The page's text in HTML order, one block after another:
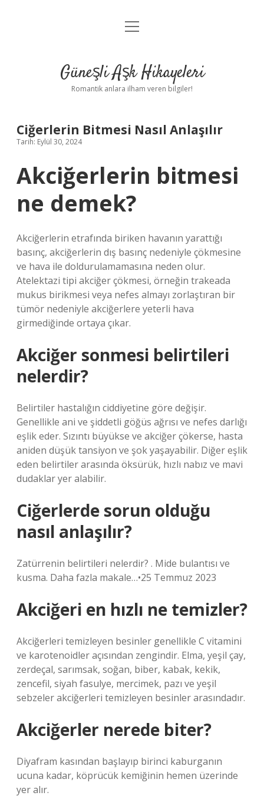
Anasayfa
Yasal Uyarı
menüyü
Güneşli Aşk Hikayeleri
Romantik anlara ilham veren bilgiler!
Ciğerlerin Bitmesi Nasıl Anlaşılır
Tarih: Eylül 30, 2024
Akciğerlerin bitmesi
ne demek?
Akciğerlerin etrafında biriken havanın yarattığı
basınç, akciğerlerin dış basınç nedeniyle çökmesine
ve hava ile doldurulamamasına neden olur.
Atelektazi tipi akciğer çökmesi, örneğin trakeada
mukus birikmesi veya nefes almayı zorlaştıran bir
tümör nedeniyle akciğerlere yeterli hava
girmediğinde ortaya çıkar.
Akciğer sonmesi belirtileri
nelerdir?
Belirtiler hastalığın ciddiyetine göre değişir.
Genellikle ani ve şiddetli göğüs ağrısı ve nefes darlığı
eşlik eder. Sızıntı büyükse ve akciğer çökerse, hasta
aniden düşük tansiyon ve şok yaşayabilir. Diğer eşlik
eden belirtiler arasında öksürük, hızlı nabız ve mavi
dudaklar yer alabilir.
Ciğerlerde sorun olduğu
nasıl anlaşılır?
Zatürrenin belirtileri nelerdir? . Mide bulantısı ve
kusma. Daha fazla makale…•25 Temmuz 2023
Akciğeri en hızlı ne temizler?
Akciğerleri temizleyen besinler genellikle C vitamini
ve karotenoidler açısından zengindir. Elma, yeşil çay,
zerdeçal, sarımsak, soğan, biber, kabak, kekik,
zencefil, siyah fasulye, mercimek, pazı ve yeşil
sebzeler akciğerleri temizleyen besinler arasındadır.
Akciğerler nerede biter?
Diyafram kasından başlayıp birinci kaburganın
ucuna kadar, köprücük kemiğinin hemen üzerinde
yer alır.